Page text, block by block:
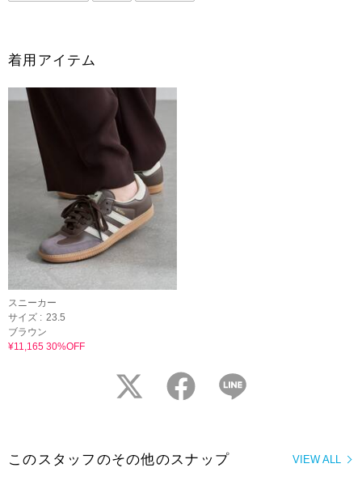
着用アイテム
スニーカー
サイズ : 23.5
ブラウン
¥11,165 30%OFF
twitter facebook
VIEW ALL
このスタッフのその他のスナップ